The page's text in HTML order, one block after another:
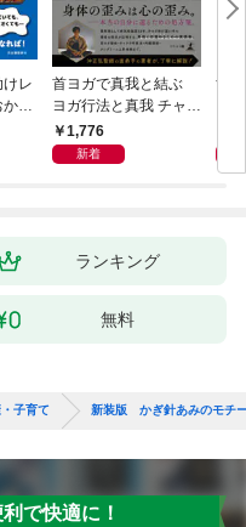
レ
味
チ
首ヨガで真我と結ぶ
ヨガ行法と真我 チャク
ラと真我の関係 クンダ
リーニ上昇体験 次元上
1,776
新着
す
ランキング
無料
子育て 新装版 かぎ針あみのモチ
で快適に！